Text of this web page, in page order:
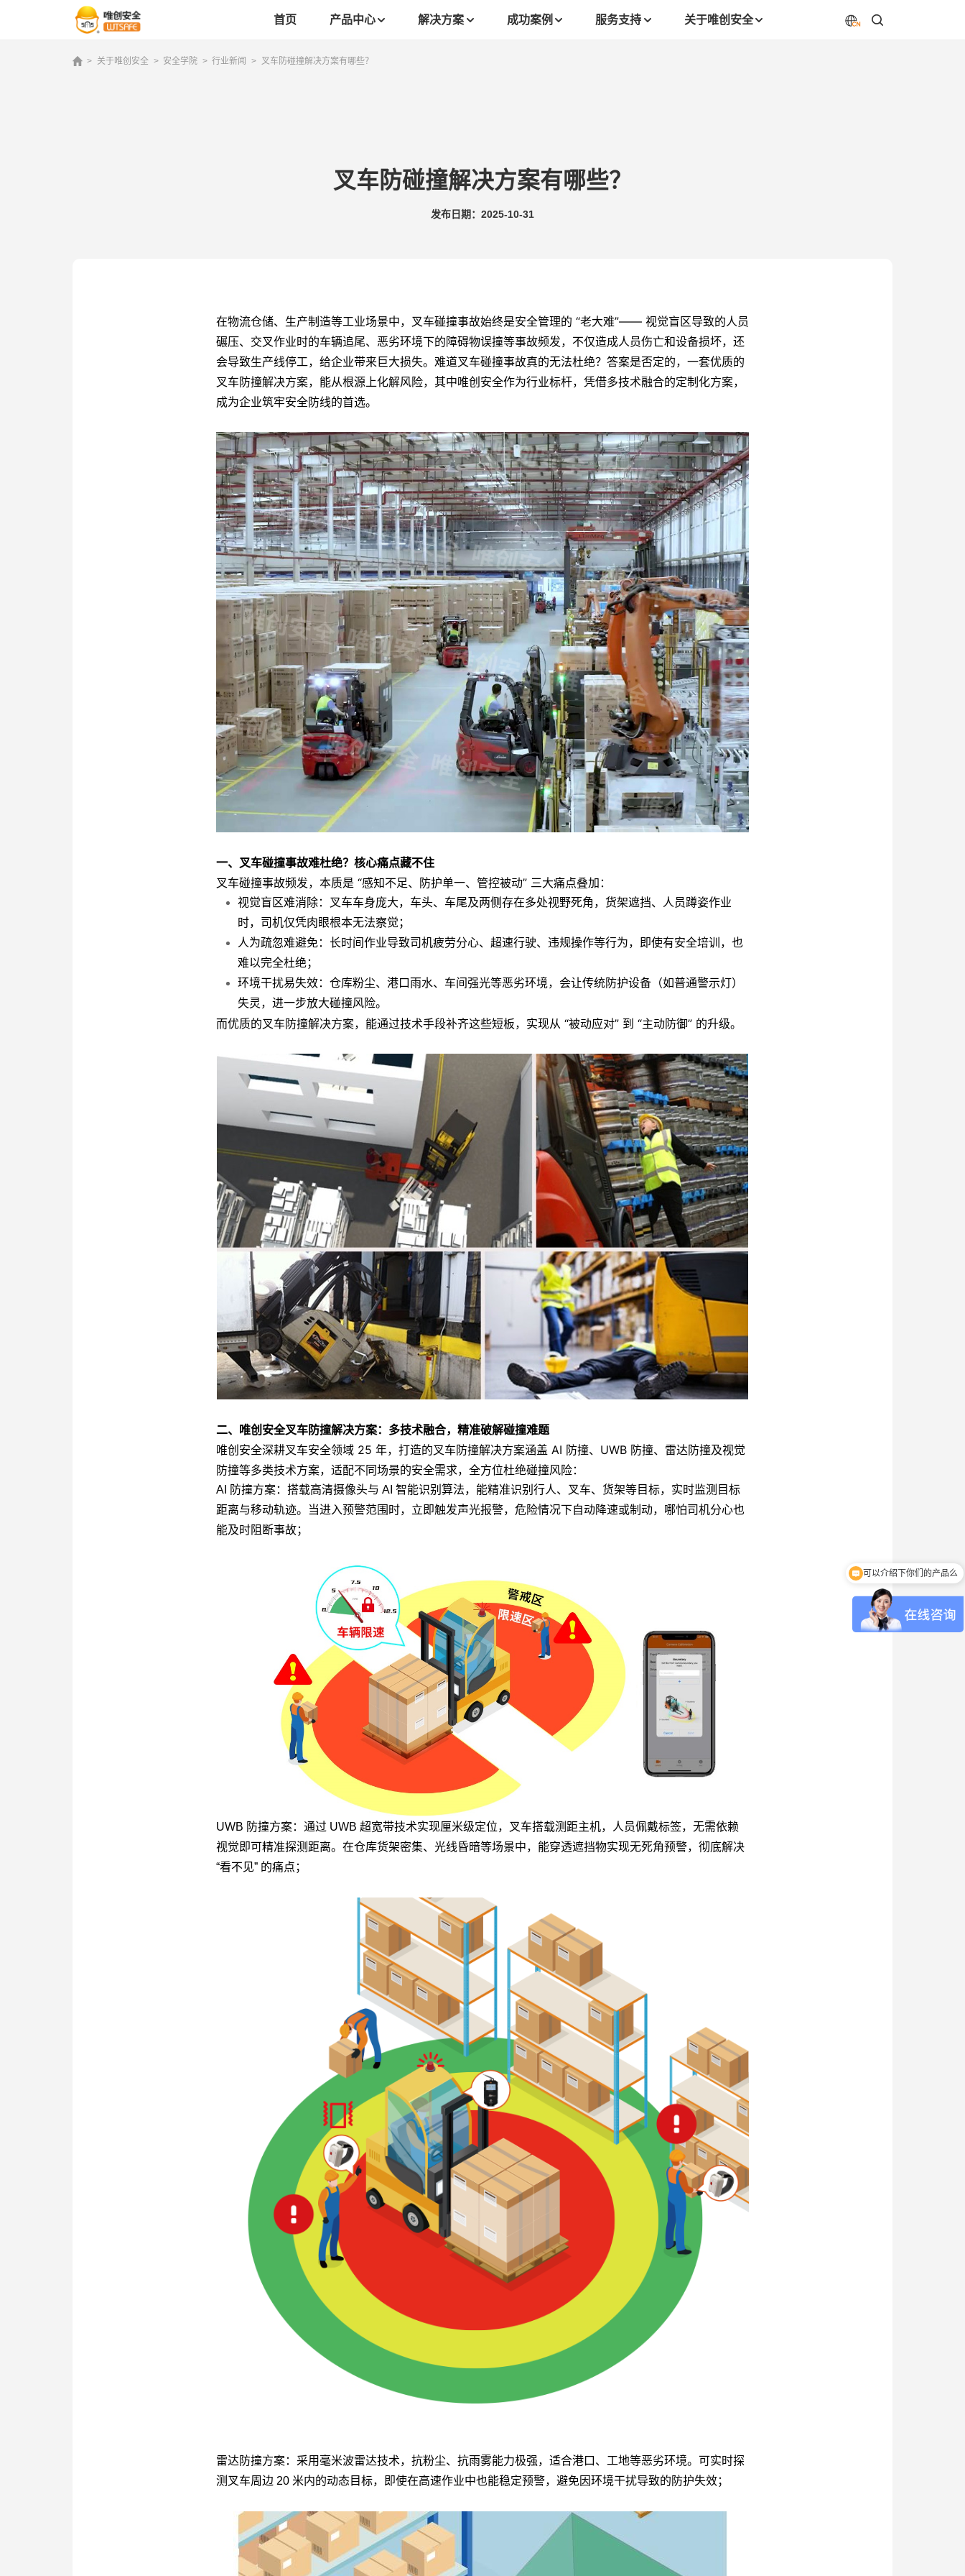
首页 产品中心 解决方案 成功案例 服务支持 关于唯创安全
> 关于唯创安全 > 安全学院 > 行业新闻 > 叉车防碰撞解决方案有哪些？
叉车防碰撞解决方案有哪些？
发布日期：2025-10-31
在物流仓储、生产制造等工业场景中，叉车碰撞事故始终是安全管理的 “老大难”—— 视觉盲区导致的人员
碾压、交叉作业时的车辆追尾、恶劣环境下的障碍物误撞等事故频发，不仅造成人员伤亡和设备损坏，还
会导致生产线停工，给企业带来巨大损失。难道叉车碰撞事故真的无法杜绝？答案是否定的，一套优质的
叉车防撞解决方案，能从根源上化解风险，其中唯创安全作为行业标杆，凭借多技术融合的定制化方案，
成为企业筑牢安全防线的首选。
一、叉车碰撞事故难杜绝？核心痛点藏不住
叉车碰撞事故频发，本质是 “感知不足、防护单一、管控被动” 三大痛点叠加：
视觉盲区难消除：叉车车身庞大，车头、车尾及两侧存在多处视野死角，货架遮挡、人员蹲姿作业
时，司机仅凭肉眼根本无法察觉；
人为疏忽难避免：长时间作业导致司机疲劳分心、超速行驶、违规操作等行为，即使有安全培训，也
难以完全杜绝；
环境干扰易失效：仓库粉尘、港口雨水、车间强光等恶劣环境，会让传统防护设备（如普通警示灯）
失灵，进一步放大碰撞风险。
而优质的叉车防撞解决方案，能通过技术手段补齐这些短板，实现从 “被动应对” 到 “主动防御” 的升级。
二、唯创安全叉车防撞解决方案：多技术融合，精准破解碰撞难题
唯创安全深耕叉车安全领域 25 年，打造的叉车防撞解决方案涵盖 AI 防撞、UWB 防撞、雷达防撞及视觉
防撞等多类技术方案，适配不同场景的安全需求，全方位杜绝碰撞风险：
AI 防撞方案：搭载高清摄像头与 AI 智能识别算法，能精准识别行人、叉车、货架等目标，实时监测目标
距离与移动轨迹。当进入预警范围时，立即触发声光报警，危险情况下自动降速或制动，哪怕司机分心也
能及时阻断事故；
UWB 防撞方案：通过 UWB 超宽带技术实现厘米级定位，叉车搭载测距主机，人员佩戴标签，无需依赖
视觉即可精准探测距离。在仓库货架密集、光线昏暗等场景中，能穿透遮挡物实现无死角预警，彻底解决
“看不见” 的痛点；
雷达防撞方案：采用毫米波雷达技术，抗粉尘、抗雨雾能力极强，适合港口、工地等恶劣环境。可实时探
测叉车周边 20 米内的动态目标，即使在高速作业中也能稳定预警，避免因环境干扰导致的防护失效；
可以介绍下你们的产品么
你们是怎么收费的呢